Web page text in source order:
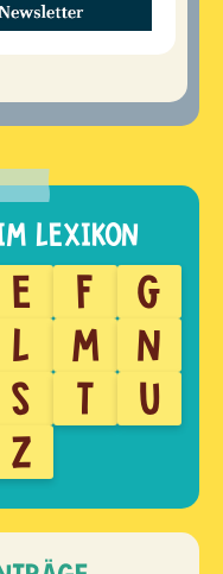
E F
G
L M
N
S T
U
Z